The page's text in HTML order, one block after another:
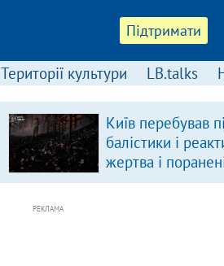
Підтримати
Території культури LB.talks
Київ перебував
балістики і
жертва і
РЕКЛАМА